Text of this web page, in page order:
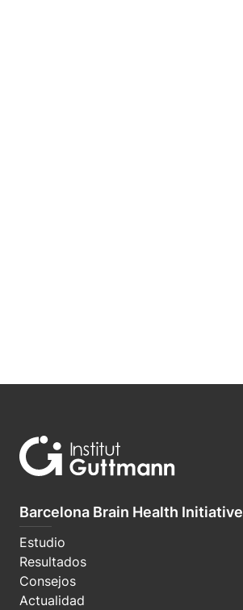
Barcelona Brain Health Initiative
Estudio
Resultados
Consejos
Actualidad